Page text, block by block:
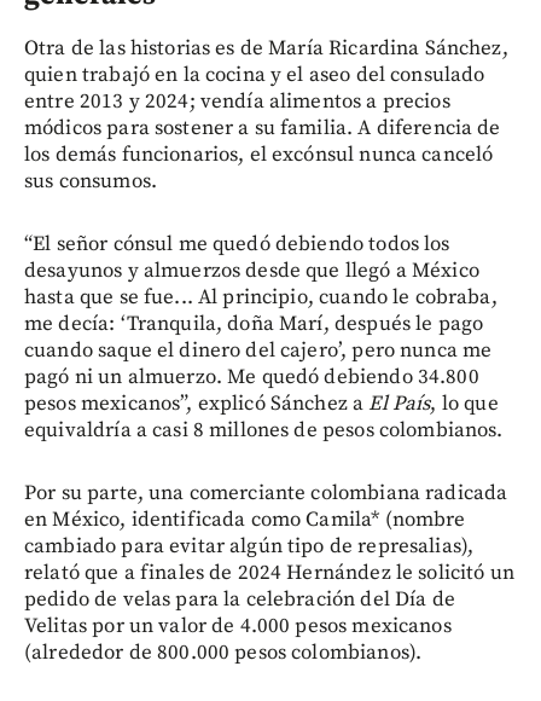
Otra de las historias es de María Ricardina Sánchez,
quien trabajó en la cocina y el aseo del consulado
entre 2013 y 2024; vendía alimentos a precios
módicos para sostener a su familia. A diferencia de
los demás funcionarios, el excónsul nunca canceló
sus consumos.
“El señor cónsul me quedó debiendo todos los
desayunos y almuerzos desde que llegó a México
hasta que se fue... Al principio, cuando le cobraba,
me decía: ‘Tranquila, doña Marí, después le pago
cuando saque el dinero del cajero’, pero nunca me
pagó ni un almuerzo. Me quedó debiendo 34.800
pesos mexicanos”, explicó Sánchez aEl País, lo que
equivaldría a casi 8 millones de pesos colombianos.
Por su parte, una comerciante colombiana radicada
en México, identificada como Camila* (nombre
cambiado para evitar algún tipo de represalias),
relató que a finales de 2024 Hernández le solicitó un
pedido de velas para la celebración del Día de
Velitas por un valor de 4.000 pesos mexicanos
(alrededor de 800.000 pesos colombianos).